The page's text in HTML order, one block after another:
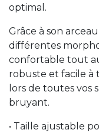
optimal.
Grâce à son
différentes
confortable tout
robuste et facile à
lors de toutes vos
bruyant.
• Taille ajustable